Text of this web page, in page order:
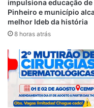
Relacionado
Bequimão-MA
mantém alta de
casos suspeitos e
confirmados da
impulsiona educação de
Pinheiro e município
melhor Ideb da história
8 horas atrás